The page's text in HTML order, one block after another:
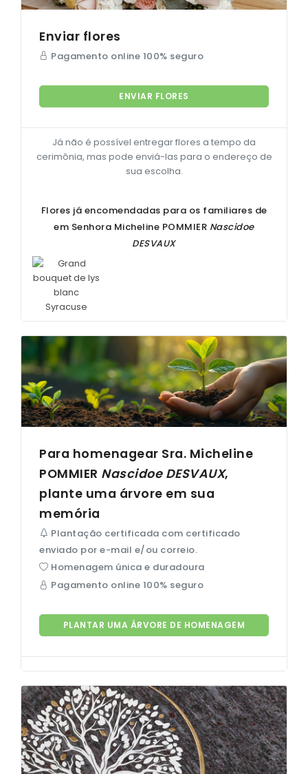
Enviar flores
Pagamento online 100% seguro
ENVIAR FLORES
Já não é possível entregar flores a tempo da
cerimônia, mas pode enviá-las para o endereço de
sua escolha.
Flores já encomendadas para os familiares de
em Senhora Micheline POMMIER Nascidoe
DESVAUX
Para homenagear Sra. Micheline
POMMIER Nascidoe DESVAUX,
plante uma árvore em sua
memória
Plantação certificada com certificado
enviado por e-mail e/ou correio.
Homenagem única e duradoura
Pagamento online 100% seguro
PLANTAR UMA ÁRVORE DE HOMENAGEM